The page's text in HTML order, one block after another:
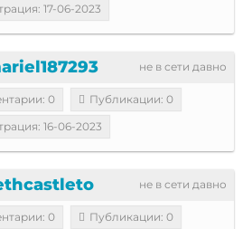
17-06-2023
не в сети давно
0
Публикации: 0
16-06-2023
не в сети давно
0
Публикации: 0